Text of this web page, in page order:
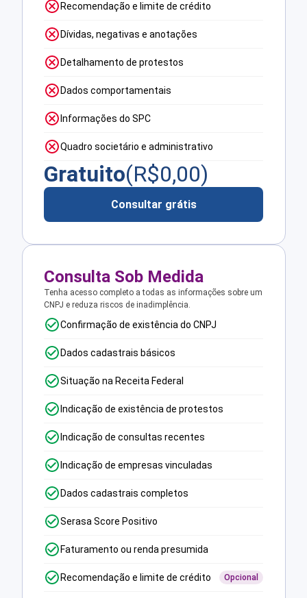
Recomendação e limite de crédito
Dívidas, negativas e anotações
Detalhamento de protestos
Dados comportamentais
Informações do SPC
Quadro societário e administrativo
Gratuito(R$0,00)
Consultar grátis
Consulta Sob Medida
Tenha acesso completo a todas as informações sobre um
CNPJ e reduza riscos de inadimplência.
Confirmação de existência do CNPJ
Dados cadastrais básicos
Situação na Receita Federal
Indicação de existência de protestos
Indicação de consultas recentes
Indicação de empresas vinculadas
Dados cadastrais completos
Serasa Score Positivo
Faturamento ou renda presumida
Recomendação e limite de crédito Opcional